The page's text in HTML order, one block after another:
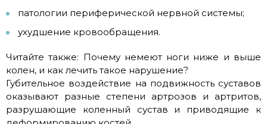
патологии периферической нервной системы;
ухудшение кровообращения.
Читайте также: Почему немеют ноги ниже и выше
колен, и как лечить такое нарушение?
Губительное воздействие на подвижность суставов
оказывают разные степени артрозов и артритов,
разрушающие коленный сустав и приводящие к